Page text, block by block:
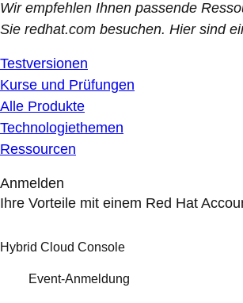
Wir empfehlen Ihnen passende
Sie redhat.com besuchen. Hier sind
Testversionen
Kurse und Prüfungen
Alle Produkte
Technologiethemen
Ressourcen
Anmelden
Ihre Vorteile mit einem Red Hat
Hybrid Cloud Console
Event-Anmeldung